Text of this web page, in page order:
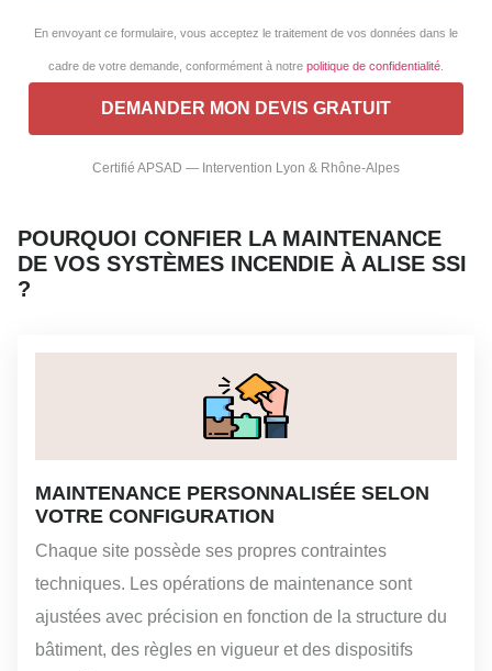
En envoyant ce formulaire, vous acceptez le traitement de vos données dans le
cadre de votre demande, conformément à notre politique de confidentialité
Certifié APSAD — Intervention Lyon & Rhône-Alpes
POURQUOI CONFIER LA MAINTENANCE
DE VOS SYSTÈMES INCENDIE À ALISE SSI
?
MAINTENANCE PERSONNALISÉE SELON
VOTRE CONFIGURATION
Chaque site possède ses propres contraintes
techniques. Les opérations de maintenance sont
ajustées avec précision en fonction de la structure du
bâtiment, des règles en vigueur et des dispositifs